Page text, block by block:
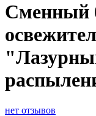
Сменный
нет отзывов